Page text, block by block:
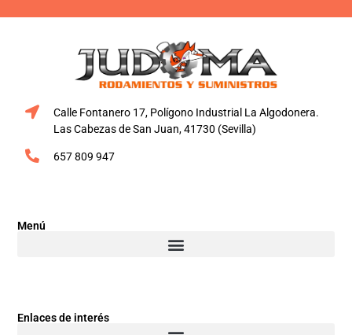
Calle Fontanero 17, Polígono Industrial La Algodonera.
Las Cabezas de San Juan, 41730 (Sevilla)
657 809 947
Menú
Enlaces de interés